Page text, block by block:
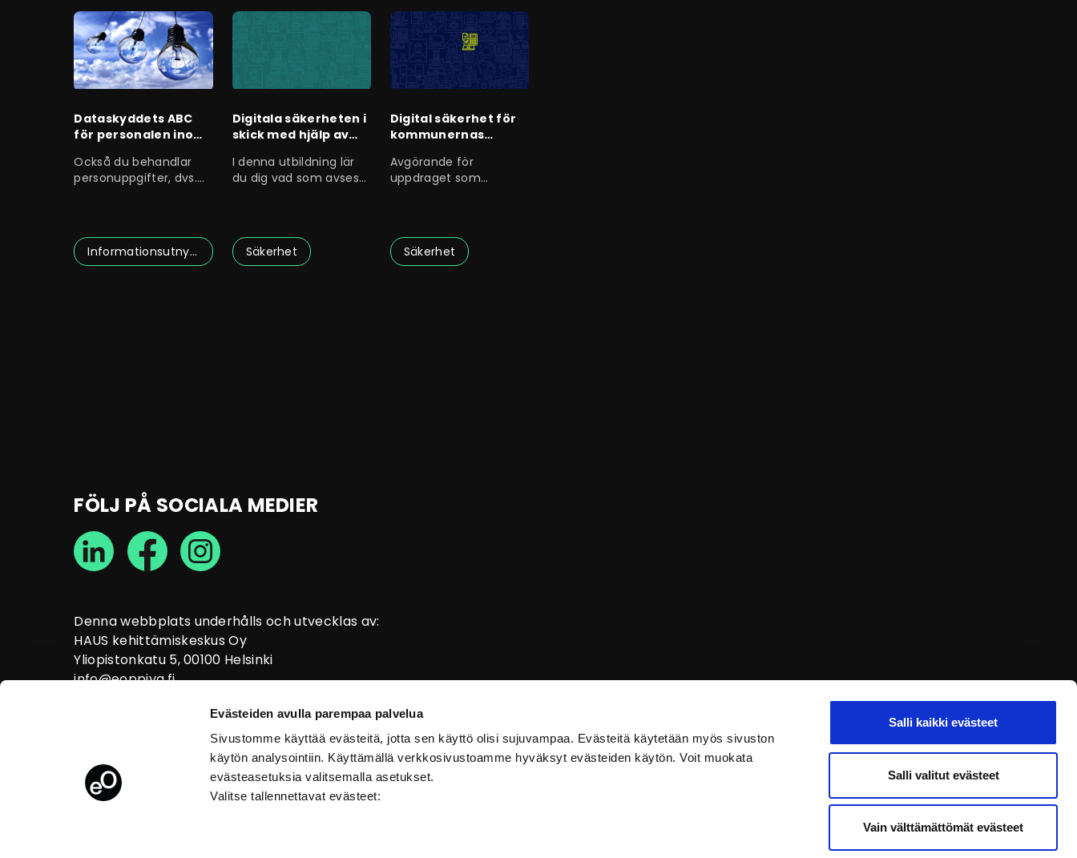
Evästeiden avulla parempaa palvelua
Sivustomme käyttää evästeitä, jotta sen käyttö olisi sujuvampaa. Evästeitä käytetään myös sivuston
käytön analysointiin. Käyttämällä verkkosivustoamme hyväksyt evästeiden käytön. Voit muokata
evästeasetuksia valitsemalla asetukset.
Valitse tallennettavat evästeet:
Salli kaikki evästeet
Salli valitut evästeet
Vain välttämättömät evästeet
Dataskyddets ABC
för personalen inom
förvaltningen
Också du behandlar
personuppgifter, dvs.
Informationsutnyttjande
Digitala säkerheten i
skick med hjälp av
I denna utbildning lär
du dig vad som avses
Säkerhet
Digital säkerhet för
kommunernas
Avgörande för
uppdraget som
Säkerhet
FÖLJ PÅ SOCIALA MEDIER
Denna webbplats underhålls och utvecklas av:
HAUS kehittämiskeskus Oy
Yliopistonkatu 5, 00100 Helsinki
info@eoppiva.fi